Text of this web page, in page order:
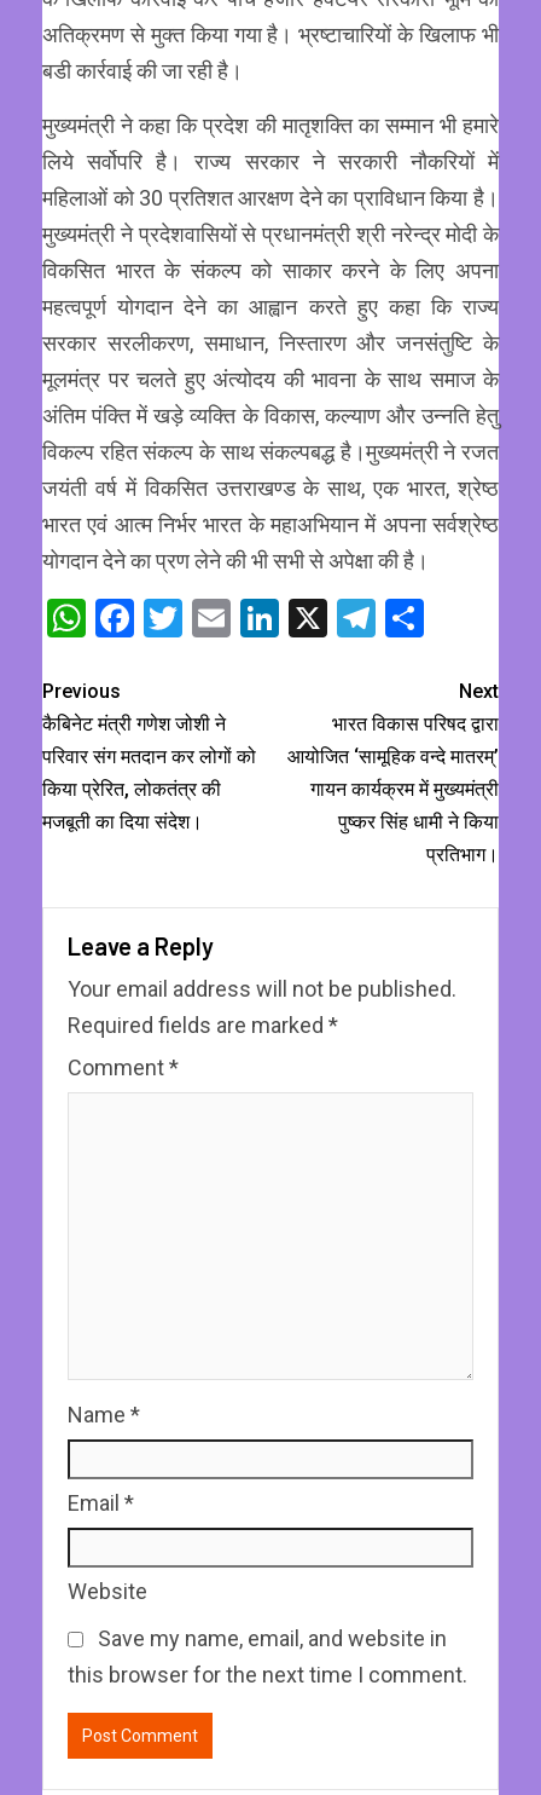
अतिक्रमण से मुक्त किया गया है। भ्रष्टाचारियों के खिलाफ भी
बडी कार्रवाई की जा रही है।
मुख्यमंत्री ने कहा कि प्रदेश की मातृशक्ति का सम्मान भी हमारे
लिये सर्वोपरि है। राज्य सरकार ने सरकारी नौकरियों में
महिलाओं को 30 प्रतिशत आरक्षण देने का प्राविधान किया है।
मुख्यमंत्री ने प्रदेशवासियों से प्रधानमंत्री श्री नरेन्द्र मोदी के
विकसित भारत के संकल्प को साकार करने के लिए अपना
महत्वपूर्ण योगदान देने का आह्वान करते हुए कहा कि राज्य
सरकार सरलीकरण, समाधान, निस्तारण और जनसंतुष्टि के
मूलमंत्र पर चलते हुए अंत्योदय की भावना के साथ समाज के
अंतिम पंक्ति में खड़े व्यक्ति के विकास, कल्याण और उन्नति हेतु
विकल्प रहित संकल्प के साथ संकल्पबद्ध है।मुख्यमंत्री ने रजत
जयंती वर्ष में विकसित उत्तराखण्ड के साथ, एक भारत, श्रेष्ठ
भारत एवं आत्म निर्भर भारत के महाअभियान में अपना सर्वश्रेष्ठ
योगदान देने का प्रण लेने की भी सभी से अपेक्षा की है।
WhatsApp
Facebook
Twitter
EmailLinkedIn
X Telegram
Previous
कैबिनेट मंत्री गणेश जोशी ने
परिवार संग मतदान कर लोगों को
किया प्रेरित, लोकतंत्र की
मजबूती का दिया संदेश।
Next
भारत विकास परिषद द्वारा
आयोजित ‘सामूहिक वन्दे मातरम्’
गायन कार्यक्रम में मुख्यमंत्री
पुष्कर सिंह धामी ने किया
प्रतिभाग।
Leave a Reply
Your email address will not be published.
Required fields are marked *
Comment*
Name *
Email *
Website
Save my name, email, and website in
this browser for the next time I comment.